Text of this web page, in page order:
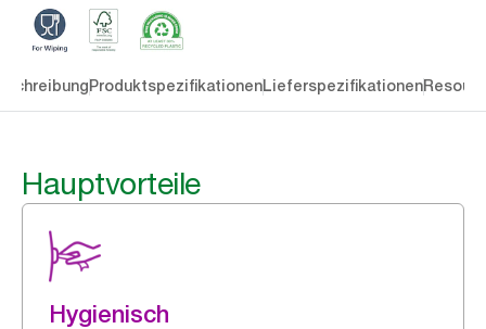
ProduktspezifikationenLieferspezifikationen
Hauptvorteile
Hygienisch